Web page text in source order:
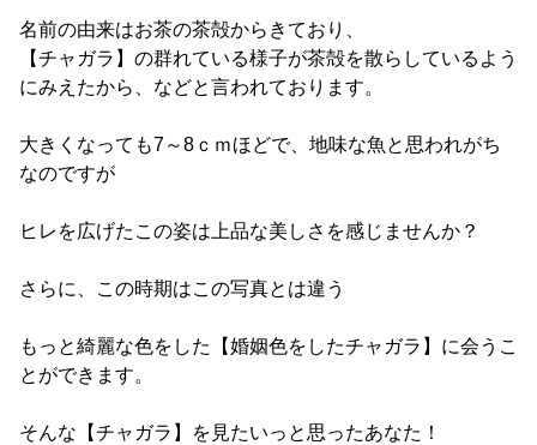
名前の由来はお茶の茶殻からきており、
【チャガラ】の群れている様子が茶殻を散らしているよう
にみえたから、などと言われております。
大きくなっても7～8ｃｍほどで、地味な魚と思われがち
なのですが
ヒレを広げたこの姿は上品な美しさを感じませんか？
さらに、この時期はこの写真とは違う
もっと綺麗な色をした【婚姻色をしたチャガラ】に会うこ
とができます。
そんな【チャガラ】を見たいっと思ったあなた！